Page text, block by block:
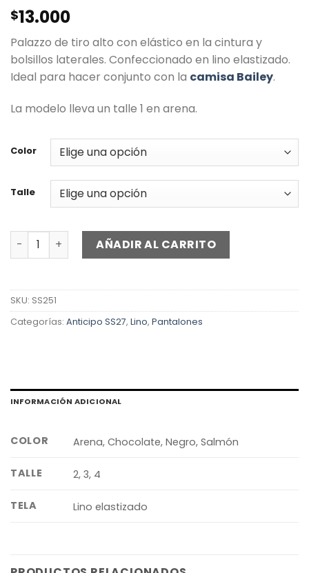
$13.000
Palazzo de tiro alto con elástico en la cintura y
bolsillos laterales. Confeccionado en lino elastizado.
Ideal para hacer conjunto con la camisa Bailey.
La modelo lleva un talle 1 en arena.
Color
Talle
Palazzo Willow cantidadAÑADIR AL CARRITO
SKU: SS251
Categorías: Anticipo SS27, Lino, Pantalones
INFORMACIÓN ADICIONAL
COLOR Arena, Chocolate, Negro, Salmón
TALLE 2, 3, 4
TELA Lino elastizado